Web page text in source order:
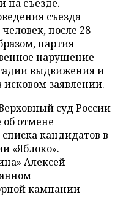
на съезде.
съезда
после 28
партия
нарушение
выдвижения и
исковом заявлении.
суд России
об отмене
кандидатов в
«Яблоко».
Алексей
кампании